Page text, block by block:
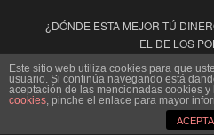
¿DÓNDE ESTA MEJOR TÚ
EL DE LOS
Sedaví Edificio Multiusos MÁS
El
Este sitio web utiliza cookies para que
usuario. Si continúa navegando está
aceptación de las mencionadas cookies
cookies, pinche el enlace para mayor